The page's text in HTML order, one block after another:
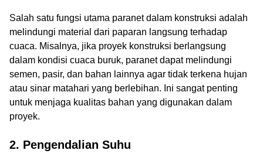
Salah satu fungsi utama paranet dalam konstruksi adalah
melindungi material dari paparan langsung terhadap
cuaca. Misalnya, jika proyek konstruksi berlangsung
dalam kondisi cuaca buruk, paranet dapat melindungi
semen, pasir, dan bahan lainnya agar tidak terkena hujan
atau sinar matahari yang berlebihan. Ini sangat penting
untuk menjaga kualitas bahan yang digunakan dalam
proyek.
2. Pengendalian Suhu